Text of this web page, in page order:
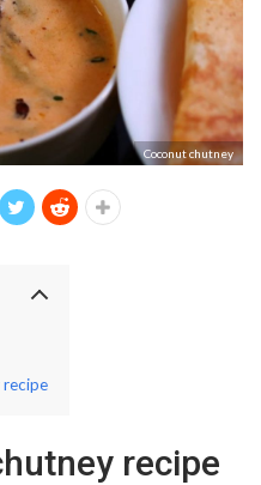
Coconut chutney
recipe
recipe